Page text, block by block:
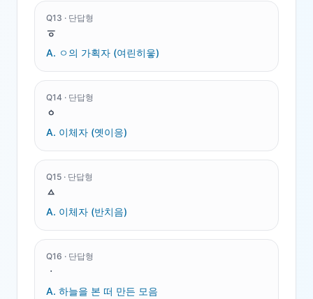
Q13 · 단답형
ㆆ
A. ㅇ의 가획자 (여린히읗)
Q14 · 단답형
ㆁ
A. 이체자 (옛이응)
Q15 · 단답형
ㅿ
A. 이체자 (반치음)
Q16 · 단답형
ㆍ
A. 하늘을 본 떠 만든 모음